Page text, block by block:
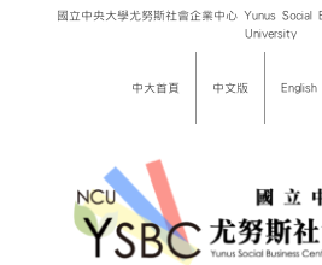
國立中央大學尤努斯社會企業中心 Yunus Social
University
中大首頁 中文版 English